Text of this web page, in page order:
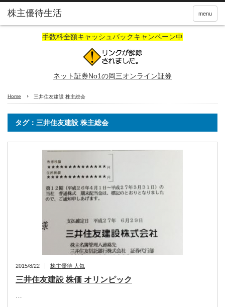
株主優待生活 menu
手数料全額キャッシュバックキャンペーン中
ネット証券No1の岡三オンライン証券
Home 三井住友建設 株主総会
タグ：三井住友建設 株主総会
2015/8/22 株主優待 人気
三井住友建設 株価 オリンピック
…